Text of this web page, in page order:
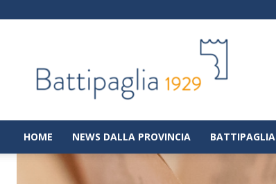
|
Notizie
dalla
città
di
HOME NEWS DALLA PROVINCIA BATTIPAGLIA